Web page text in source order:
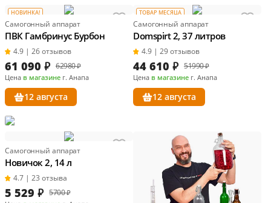
НОВИНКА!
Самогонный аппарат
ПВК Гамбринус Бурбон
4.9 | 26 отзывов
61 090 ₽ 62980 ₽
Цена в магазине г. Анапа
12 августа
ТОВАР МЕСЯЦА
Самогонный аппарат
Domspirt 2, 37 литров
4.9 | 29 отзывов
44 610 ₽ 51990 ₽
Цена в магазине г. Анапа
12 августа
Самогонный аппарат
Новичок 2, 14 л
4.7 | 23 отзыва
5 529 ₽ 5700 ₽